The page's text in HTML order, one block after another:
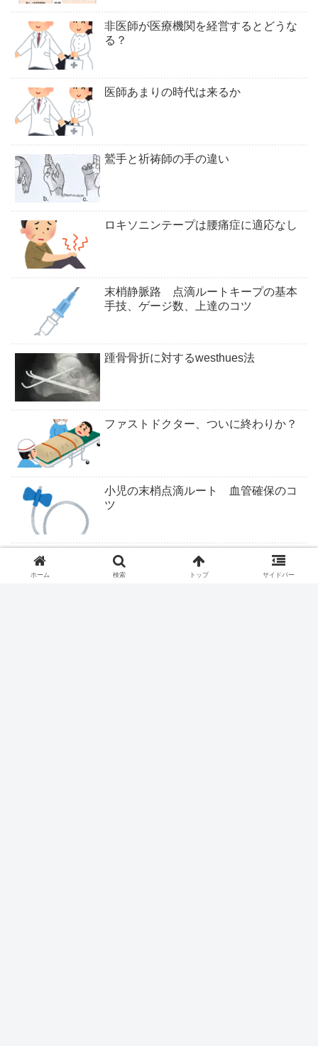
非医師が医療機関を経営するとどうな
る？
医師あまりの時代は来るか
鷲手と祈祷師の手の違い
ロキソニンテープは腰痛症に適応なし
末梢静脈路 点滴ルートキープの基本
手技、ゲージ数、上達のコツ
踵骨骨折に対するwesthues法
ファストドクター、ついに終わりか？
小児の末梢点滴ルート 血管確保のコ
ツ
ついにくるか医学部定員削減
ホーム 検索 トップ サイドバー